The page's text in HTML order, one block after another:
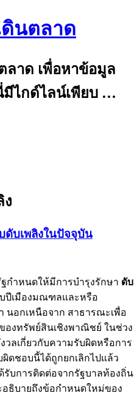
นตลาด
าด เพื่อหาข้อมูล
ไกด์ไลน์เพียบ …
ง
บเพลิงในปัจจุบัน
กำหนดให้มีการบำรุงรักษา ดับ
บปีเมืองมณฑลและหรือ
นอกเหนือจาก สาธารณะเพื่อ
องทรัพย์สินเชิงพาณิชย์ ในช่วง
วลเกี่ยวกับความรับผิดหรือการ
ดชอบนี้ได้ถูกยกเลิกไปแล้ว
บการติดต่อจากรัฐบาลท้องถิ่น
ธิบายถึงข้อกำหนดใหม่ของ